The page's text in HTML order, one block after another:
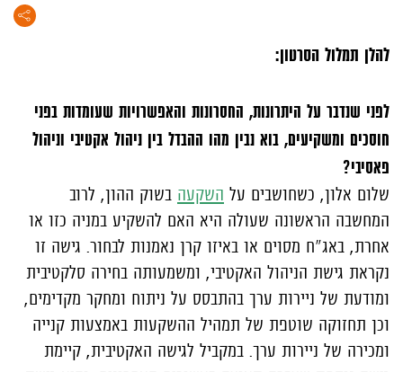
להלן תמלול הסרטון:
לפני שנדבר על היתרונות, החסרונות והאפשרויות שעומדות בפני
חוסכים ומשקיעים, בוא נבין מהו ההבדל בין ניהול אקטיבי וניהול
פאסיבי?
שלום אלון, כשחושבים על השקעה בשוק ההון, לרוב
המחשבה הראשונה שעולה היא האם להשקיע במניה כזו או
אחרת, באג"ח מסוים או באיזו קרן נאמנות לבחור. גישה זו
נקראת גישת הניהול האקטיבי, ומשמעותה בחירה סלקטיבית
ומודעת של ניירות ערך בהתבסס על ניתוח ומחקר מקדימים,
וכן תחזוקה שוטפת של תמהיל ההשקעות באמצעות קנייה
ומכירה של ניירות ערך. במקביל לגישה האקטיבית, קיימת